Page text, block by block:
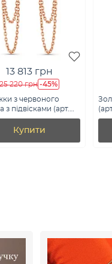
13 813 грн
25 220 грн -45%
з червоного
з підвісками (арт.
Купити